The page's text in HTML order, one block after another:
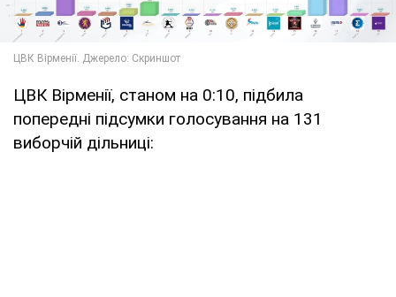
ЦВК Вірменії, станом на 0:10, підбила
попередні підсумки голосування на 131
виборчій дільниці: